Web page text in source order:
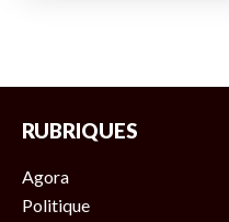
RUBRIQUES
Agora
Politique